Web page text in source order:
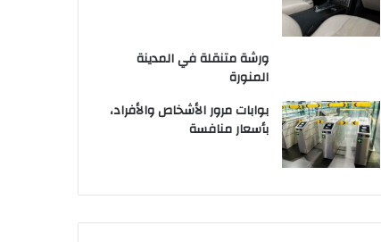
ورشة متنقلة في المدينة
المنورة
بوابات مرور الأشخاص والأفراد،
بأسعار منافسة